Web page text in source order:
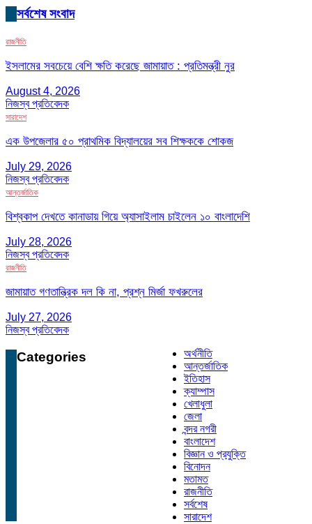
সর্বশেষ সংবাদ
রাজনীতি
ইসলামের সবচেয়ে বেশি ক্ষতি করেছে জামায়াত : প্রতিমন্ত্রী নুর
August 4, 2026
নিজস্ব প্রতিবেদক
সারাদেশ
এক উপজেলার ৫০ প্রাথমিক বিদ্যালয়ের সব শিক্ষককে শোকজ
July 29, 2026
নিজস্ব প্রতিবেদক
আন্তর্জাতিক
বিশ্বকাপ দেখতে কানাডায় গিয়ে অ্যাসাইলাম চাইলেন ১০ বাংলাদেশি
July 28, 2026
নিজস্ব প্রতিবেদক
রাজনীতি
জামায়াত গণতান্ত্রিক দল কি না, প্রশ্ন মির্জা ফখরুলের
July 27, 2026
নিজস্ব প্রতিবেদক
Categories
অর্থনীতি
আন্তর্জাতিক
ইতিহাস
ক্যাম্পাস
খেলাধুলা
জেলা
বন্দর নগরী
বাংলাদেশ
বিজ্ঞান ও প্রযুক্তি
বিনোদন
মতামত
রাজনীতি
সর্বশেষ
সারাদেশ